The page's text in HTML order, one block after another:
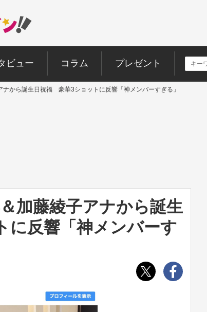
ビュー コラム プレゼント
ナから誕生日祝福 豪華3ショットに反響「神メンバーすぎる」
加藤綾子アナから誕生
反響「神メンバーす